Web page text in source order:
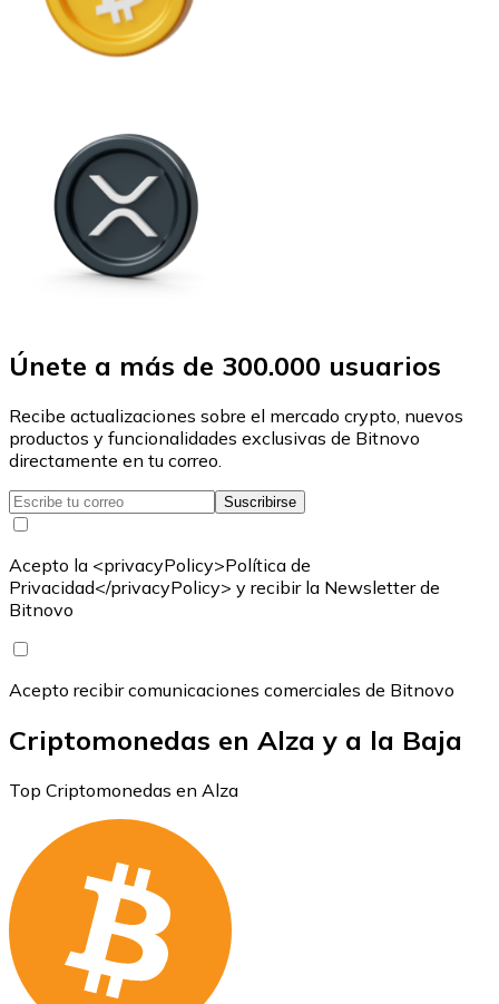
Únete a más de 300.000 usuarios
Recibe actualizaciones sobre el mercado crypto, nuevos
productos y funcionalidades exclusivas de Bitnovo
directamente en tu correo.
Suscribirse
Acepto la <privacyPolicy>Política de
Privacidad</privacyPolicy> y recibir la Newsletter de
Bitnovo
Acepto recibir comunicaciones comerciales de Bitnovo
Criptomonedas en Alza y a la Baja
Top Criptomonedas en Alza